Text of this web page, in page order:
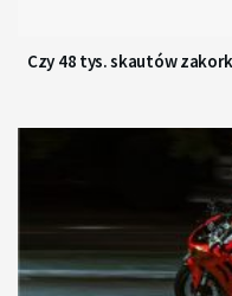
Czy 48 tys. skautów